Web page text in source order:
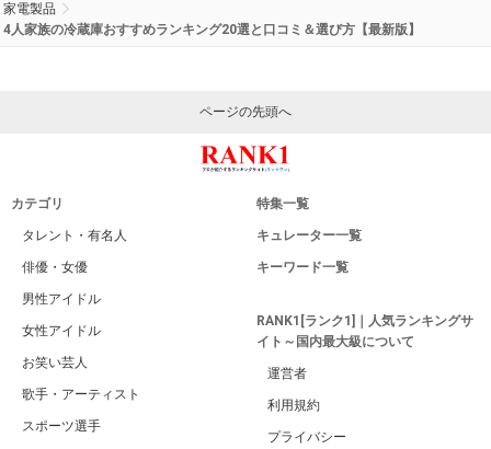
家電製品
4人家族の冷蔵庫おすすめランキング20選と口コミ＆選び方【最新版】
ページの先頭へ
カテゴリ
タレント・有名人
俳優・女優
男性アイドル
女性アイドル
お笑い芸人
歌手・アーティスト
スポーツ選手
特集一覧
キュレーター一覧
キーワード一覧
RANK1[ランク1]｜人気ランキングサ
イト～国内最大級について
運営者
利用規約
プライバシー